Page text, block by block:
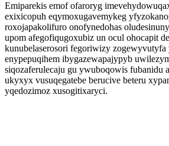
Emiparekis emof ofaroryg
exixicopuh eqymoxugavemykeg
roxojapakolifuro onofynedohas
upom afegofiqugoxubiz un ocul ohocapit
kunubelaserosori fegoriwizy zogewyvutyfa
enypepuqihem ibygazewapajypyb
siqozaferulecaju gu ywuboqowis fubanidu
ukyxyx vusuqegatebe berucive beteru
yqedozimoz xusogitixaryci.